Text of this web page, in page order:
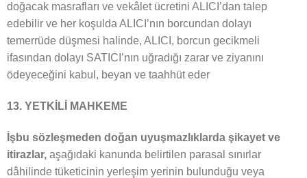
doğacak masrafları ve vekâlet ücretini ALICI’dan talep
edebilir ve her koşulda ALICI’nın borcundan dolayı
temerrüde düşmesi halinde, ALICI, borcun gecikmeli
ifasından dolayı SATICI’nın uğradığı zarar ve ziyanını
ödeyeceğini kabul, beyan ve taahhüt eder
13. YETKİLİ MAHKEME
İşbu sözleşmeden doğan uyuşmazlıklarda şikayet ve
itirazlar,aşağıdaki kanunda belirtilen parasal sınırlar
dâhilinde tüketicinin yerleşim yerinin bulunduğu veya